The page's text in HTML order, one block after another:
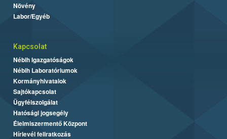
Növény
Labor/Egyéb
Kapcsolat
Nébih Igazgatóságok
Nébih Laboratóriumok
Kormányhivatalok
Sajtókapcsolat
Ügyfélszolgálat
Hatósági jogsegély
Élelmiszermentő Központ
Hírlevél feliratkozás